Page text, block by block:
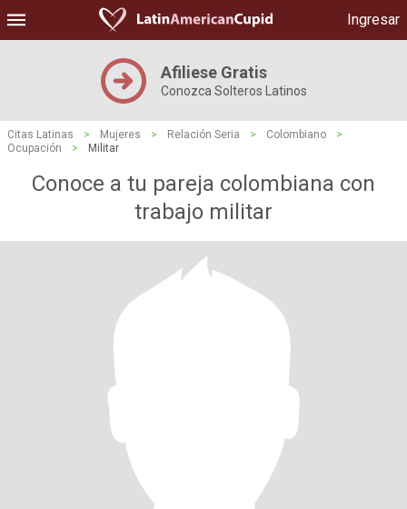
Ingresar
Afiliese Gratis
Conozca Solteros Latinos
Citas Latinas > Mujeres > Relación Seria > Colombiano
>
Ocupación
> Militar
Conoce a tu pareja colombiana con
trabajo militar